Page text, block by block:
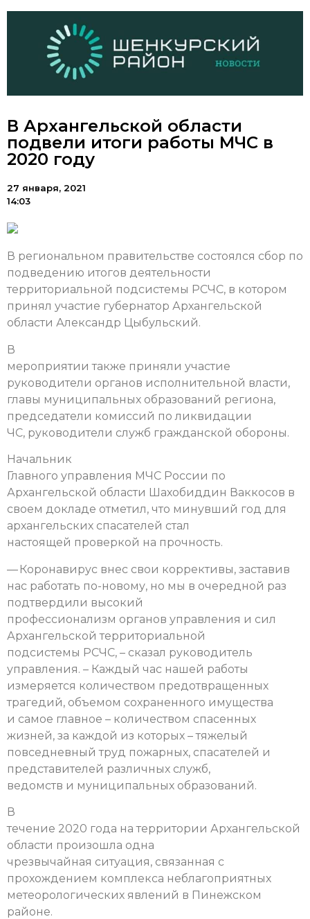
В Архангельской области
подвели итоги работы МЧС в
2020 году
27 января, 2021
14:03
В региональном правительстве состоялся сбор по
подведению итогов деятельности
территориальной подсистемы РСЧС, в котором
принял участие губернатор Архангельской
области Александр Цыбульский.
В
мероприятии также приняли участие
руководители органов исполнительной власти,
главы муниципальных образований региона,
председатели комиссий по ликвидации
ЧС, руководители служб гражданской обороны.
Начальник
Главного управления МЧС России по
Архангельской области Шахобиддин Ваккосов в
своем докладе отметил, что минувший год для
архангельских спасателей стал
настоящей проверкой на прочность.
— Коронавирус внес свои коррективы, заставив
нас работать по-новому, но мы в очередной раз
подтвердили высокий
профессионализм органов управления и сил
Архангельской территориальной
подсистемы РСЧС, – сказал руководитель
управления. – Каждый час нашей работы
измеряется количеством предотвращенных
трагедий, объемом сохраненного имущества
и самое главное – количеством спасенных
жизней, за каждой из которых – тяжелый
повседневный труд пожарных, спасателей и
представителей различных служб,
ведомств и муниципальных образований.
В
течение 2020 года на территории Архангельской
области произошла одна
чрезвычайная ситуация, связанная с
прохождением комплекса неблагоприятных
метеорологических явлений в Пинежском
районе.